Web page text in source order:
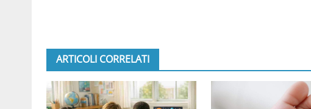
ARTICOLI CORRELATI